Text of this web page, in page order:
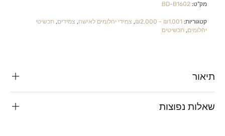
מק"ט:BD-B1602
קטגוריות: ₪1,001 - ₪2,000
, צמידי יהלומים לאישה, צמידים,תכשיטי
יהלומים,תכשיטים
תיאור
שאלות נפוצות